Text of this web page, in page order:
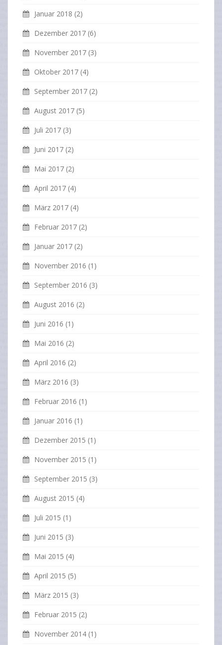
Januar 2018 (2)
Dezember 2017 (6)
November 2017 (3)
Oktober 2017 (4)
September 2017 (2)
August 2017 (5)
Juli 2017 (3)
Juni 2017 (2)
Mai 2017 (2)
April 2017 (4)
März 2017 (4)
Februar 2017 (2)
Januar 2017 (2)
November 2016 (1)
September 2016 (3)
August 2016 (2)
Juni 2016 (1)
Mai 2016 (2)
April 2016 (2)
März 2016 (3)
Februar 2016 (1)
Januar 2016 (1)
Dezember 2015 (1)
November 2015 (1)
September 2015 (3)
August 2015 (4)
Juli 2015 (1)
Juni 2015 (3)
Mai 2015 (4)
April 2015 (5)
März 2015 (3)
Februar 2015 (2)
November 2014 (1)